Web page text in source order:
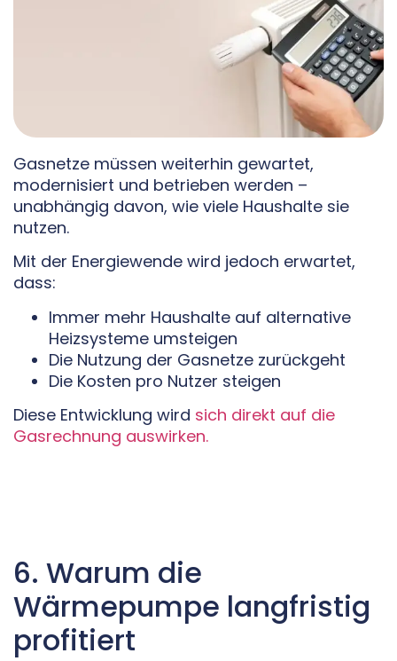
Gasnetze müssen weiterhin gewartet,
modernisiert und betrieben werden –
unabhängig davon, wie viele Haushalte sie
nutzen.
Mit der Energiewende wird jedoch erwartet,
dass:
Immer mehr Haushalte auf alternative
Heizsysteme umsteigen
Die Nutzung der Gasnetze zurückgeht
Die Kosten pro Nutzer steigen
Diese Entwicklung wird sich direkt auf die
Gasrechnung auswirken.
6. Warum die
Wärmepumpe langfristig
profitiert